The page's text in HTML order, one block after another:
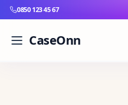
0850 123 45 67
CaseOnn